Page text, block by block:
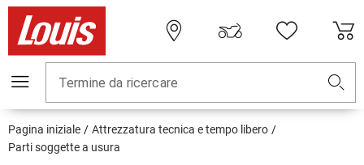
Termine da ricercare
Pagina iniziale
Attrezzatura tecnica e tempo libero
Parti soggette a usura